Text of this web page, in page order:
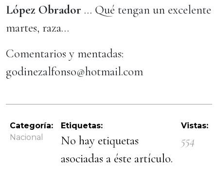
López Obrador … Qué tengan un excelente
martes, raza…
Comentarios y mentadas:
godinezalfonso@hotmail.com
Categoría:
Nacional
Etiquetas:
No hay etiquetas
asociadas a éste artículo.
Vistas:
554